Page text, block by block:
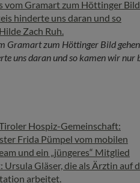
Gramart zum Höttinger Bild
uns daran und so kamen wir nur